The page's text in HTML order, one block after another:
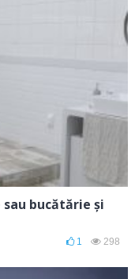
bucătărie și
1 298